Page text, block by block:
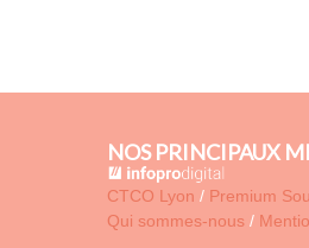
NOS PRINCIPAUX
CTCO Lyon / Premium
Qui sommes-nous /